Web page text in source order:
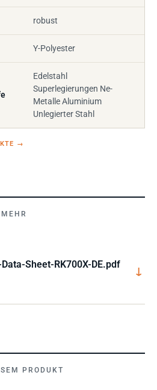
robust
Y-Polyester
Edelstahl
Superlegierungen Ne-
Metalle Aluminium
Unlegierter Stahl
→
Sheet-RK700X-DE.pdf ↓
PRODUKT